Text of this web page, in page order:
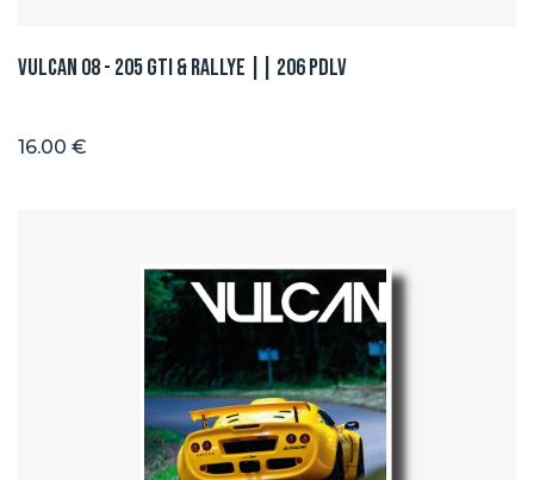
Vulcan 08 - 205 GTI & Rallye || 206 PDLV
16.00 €